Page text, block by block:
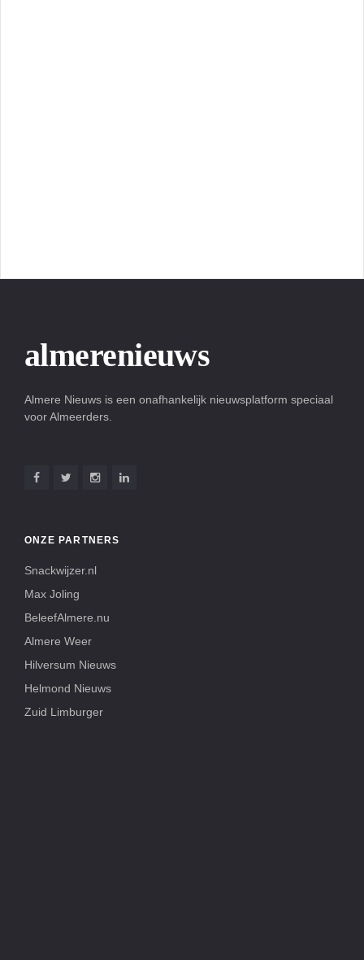
almerenieuws
Almere Nieuws is een onafhankelijk nieuwsplatform speciaal
voor Almeerders.
ONZE PARTNERS
Snackwijzer.nl
Max Joling
BeleefAlmere.nu
Almere Weer
Hilversum Nieuws
Helmond Nieuws
Zuid Limburger